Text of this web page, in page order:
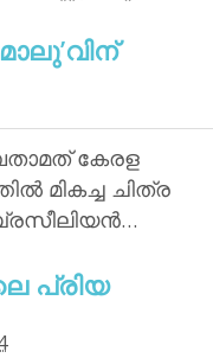
കേരള
മികച്ച ചിത്ര
പ്രിയ